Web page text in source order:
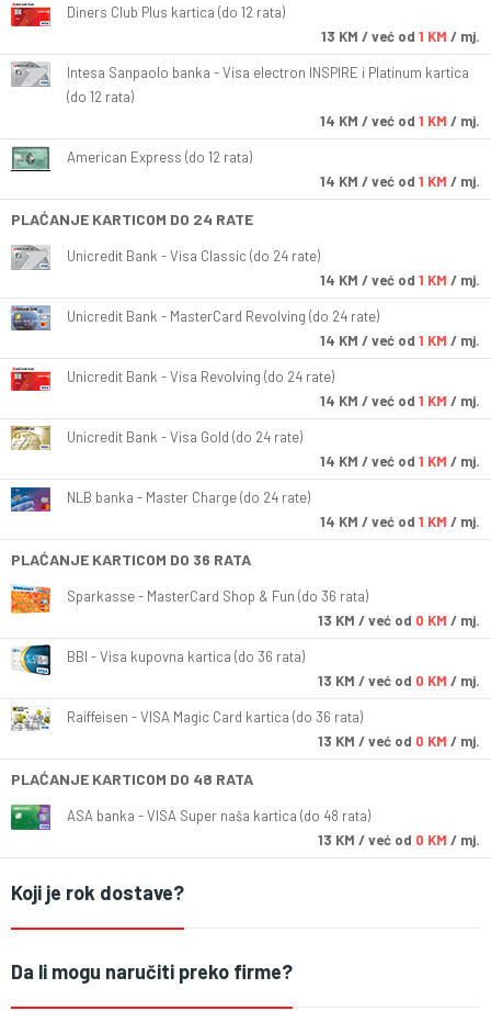
Diners Club Plus kartica (do 12 rata)
13 KM / već od 1 KM / mj.
Intesa Sanpaolo banka - Visa electron INSPIRE i Platinum kartica
(do 12 rata)
14 KM / već od 1 KM / mj.
American Express (do 12 rata)
14 KM / već od 1 KM / mj.
PLAĆANJE KARTICOM DO 24 RATE
Unicredit Bank - Visa Classic (do 24 rate)
14 KM / već od 1 KM / mj.
Unicredit Bank - MasterCard Revolving (do 24 rate)
14 KM / već od 1 KM / mj.
Unicredit Bank - Visa Revolving (do 24 rate)
14 KM / već od 1 KM / mj.
Unicredit Bank - Visa Gold (do 24 rate)
14 KM / već od 1 KM / mj.
NLB banka - Master Charge (do 24 rate)
14 KM / već od 1 KM / mj.
PLAĆANJE KARTICOM DO 36 RATA
Sparkasse - MasterCard Shop & Fun (do 36 rata)
13 KM / već od 0 KM / mj.
BBI - Visa kupovna kartica (do 36 rata)
13 KM / već od 0 KM / mj.
Raiffeisen - VISA Magic Card kartica (do 36 rata)
13 KM / već od 0 KM / mj.
PLAĆANJE KARTICOM DO 48 RATA
ASA banka - VISA Super naša kartica (do 48 rata)
13 KM / već od 0 KM / mj.
Koji je rok dostave?
Da li mogu naručiti preko firme?